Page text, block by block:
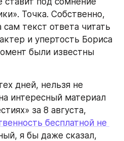
Точка. Собственно,
сам текст ответа читать
и упертость Бориса
были известны
дней, нельзя не
интересный материал
за 8 августа,
бесплатной не
я бы даже сказал,